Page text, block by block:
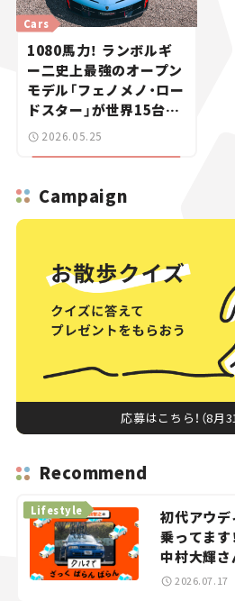
Cars
1080馬力！ ランボルギ
ー二史上最強のオープン
モデル「フェノメノ・ロー
ドスター」が世界15台限
定で登場【新車ニュース】
2026.05.25
Campaign
応募はこちら！（8月
Recommend
初代アウデ
乗ってます
中村大輝
智之の「ク
Lifestyle
2026.07.17